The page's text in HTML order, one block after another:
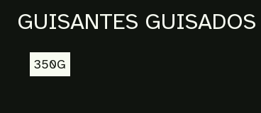
GUISANTES
350G